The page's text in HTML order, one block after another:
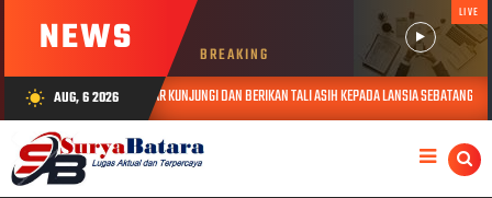
NEWS BREAKING
LIVE
wb_sunny AUG, 6 2026
POLDA JABAR KUNJUNGI DAN BERIKAN TALI ASIH KEPADA LANSIA SEBATANG KARA DI